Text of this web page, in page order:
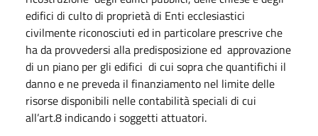
edifici di culto di proprietà di Enti ecclesiastici
civilmente riconosciuti ed in particolare prescrive che
ha da provvedersi alla predisposizione ed approvazione
di un piano per gli edifici di cui sopra che quantifichi il
danno e ne preveda il finanziamento nel limite delle
risorse disponibili nelle contabilità speciali di cui
all’art.8 indicando i soggetti attuatori.